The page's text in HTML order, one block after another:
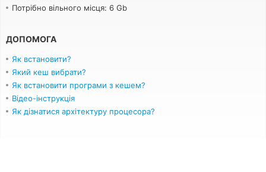
Потрібно вільного місця: 6 Gb
ДОПОМОГА
Як встановити?
Який кеш вибрати?
Як встановити програми з кешем?
Відео-інструкція
Як дізнатися архітектуру процесора?